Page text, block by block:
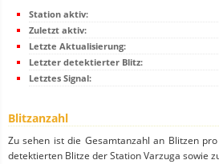
Station aktiv:
Zuletzt aktiv:
Letzte Aktualisierung:
Letzter detektierter Blitz:
Letztes Signal:
Blitzanzahl
Zu sehen ist die Gesamtanzahl an Blitzen
detektierten Blitze der Station Varzuga sowie